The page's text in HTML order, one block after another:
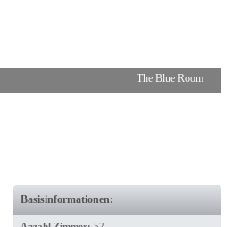
The Blue Room
Basisinformationen: